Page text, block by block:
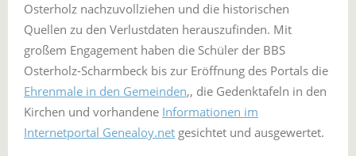
Osterholz nachzuvollziehen und die historischen
Quellen zu den Verlustdaten herauszufinden. Mit
großem Engagement haben die Schüler der BBS
Osterholz-Scharmbeck bis zur Eröffnung des Portals die
Ehrenmale in den Gemeinden,, die Gedenktafeln in den
Kirchen und vorhandene Informationen im
Internetportal Genealoy.net gesichtet und ausgewertet.